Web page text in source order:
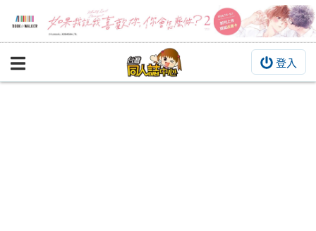
登入
BOOKY書集倉庫